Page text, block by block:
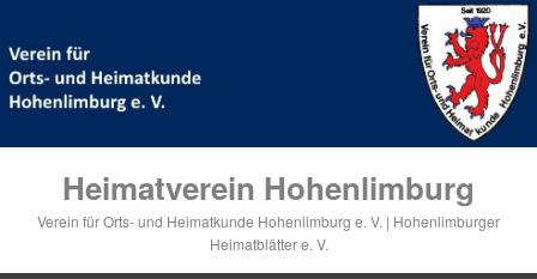
Heimatverein Hohenlimburg
Verein für Orts- und Heimatkunde Hohenlimburg e. V. | Hohenlimburger
Heimatblätter e. V.